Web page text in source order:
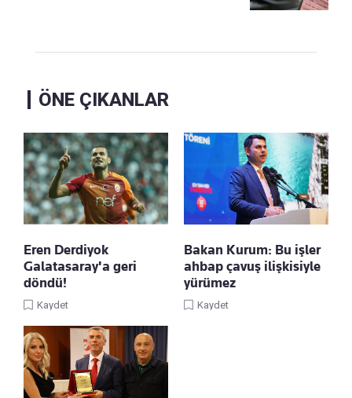
ÖNE ÇIKANLAR
Eren Derdiyok
Galatasaray'a geri
döndü!
Kaydet
Bakan Kurum: Bu işler
ahbap çavuş ilişkisiyle
yürümez
Kaydet